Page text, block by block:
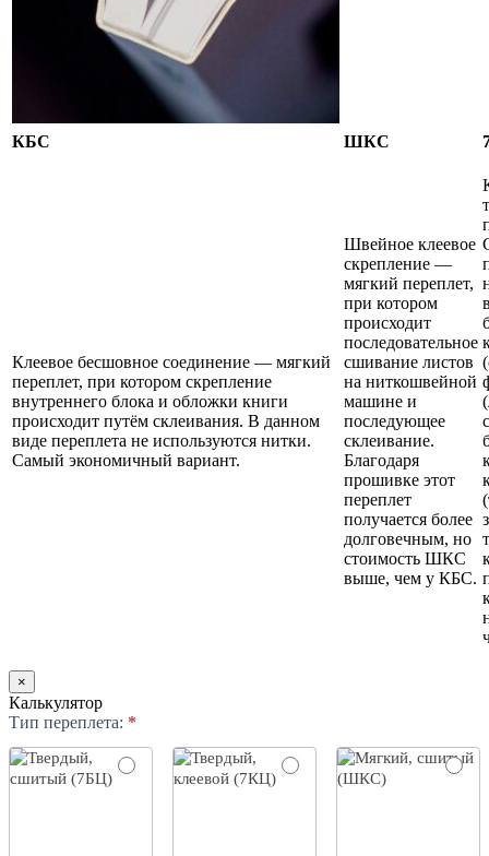
КБС ШКС
Клеевое бесшовное соединение — мягкий
переплет, при котором скрепление
внутреннего блока и обложки книги
происходит путём склеивания. В данном
виде переплета не используются нитки.
Самый экономичный вариант.
Швейное клеевое
скрепление —
мягкий переплет,
при котором
происходит
последовательное
сшивание листов
на ниткошвейной
машине и
последующее
склеивание.
Благодаря
прошивке этот
переплет
получается более
долговечным, но
стоимость ШКС
выше, чем у КБС.
×
Калькулятор
КНИГИ
Тип переплета: *
Если
человек,
оставьте